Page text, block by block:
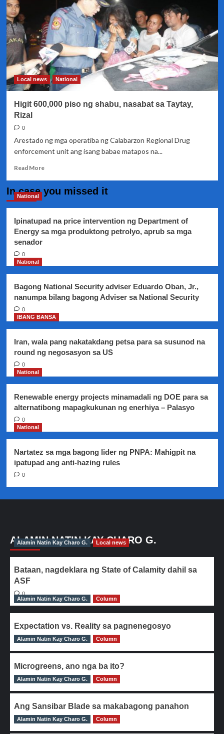
anunsyo
ng
water
interruption
sa
ilang
mga
bayan
sa
sa
5
Local news National
Higit 600,000 piso ng shabu, nasabat sa Taytay,
Rizal
0
Arestado ng mga operatiba ng Calabarzon Regional Drug
enforcement unit ang isang babae matapos na...
Read MoreRead
Higit
ng
shabu,
In case you missed it
National
Ipinatupad na price intervention ng Department of
Energy sa mga produktong petrolyo, aprub sa mga
senador
0
National
Bagong National Security adviser Eduardo Oban, Jr.,
nanumpa bilang bagong Adviser sa National Security
0
IBANG BANSA
Iran, wala pang nakatakdang petsa para sa susunod na
round ng negosasyon sa US
0
National
Renewable energy projects minamadali ng DOE para sa
alternatibong mapagkukunan ng enerhiya – Palasyo
0
National
Nartatez sa mga bagong lider ng PNPA: Mahigpit na
ipatupad ang anti-hazing rules
0
ALAMIN NATIN KAY CHARO G.
Alamin Natin Kay Charo G. Local news
Bataan, nagdeklara ng State of Calamity dahil sa
ASF
0
Alamin Natin Kay Charo G.
Column
Expectation vs. Reality sa pagnenegosyo
0
Alamin Natin Kay Charo G. Column
Microgreens, ano nga ba ito?
0
Alamin Natin Kay Charo G. Column
Ang Sansibar Blade sa makabagong panahon
0
Alamin Natin Kay Charo G. Column